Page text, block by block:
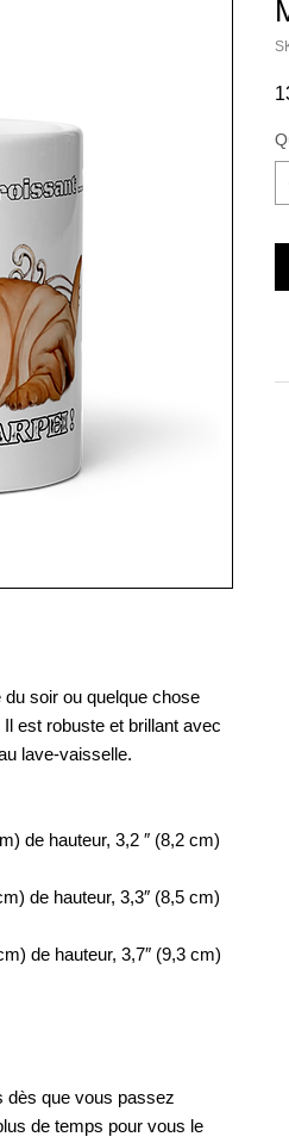
soir ou quelque chose
est robuste et brillant avec
lave-vaisselle.
de hauteur, 3,2 ″ (8,2 cm)
de hauteur, 3,3″ (8,5 cm)
de hauteur, 3,7″ (9,3 cm)
dès que vous passez
de temps pour vous le